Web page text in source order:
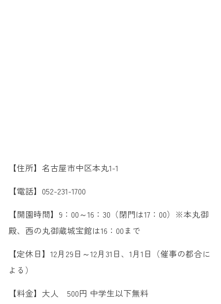
【住所】名古屋市中区本丸1-1
【電話】052-231-1700
【開園時間】9：00～16：30（閉門は17：00）※本丸御
殿、西の丸御蔵城宝館は16：00まで
【定休日】12月29日～12月31日、1月1日（催事の都合に
よる）
【料金】大人 500円 中学生以下無料